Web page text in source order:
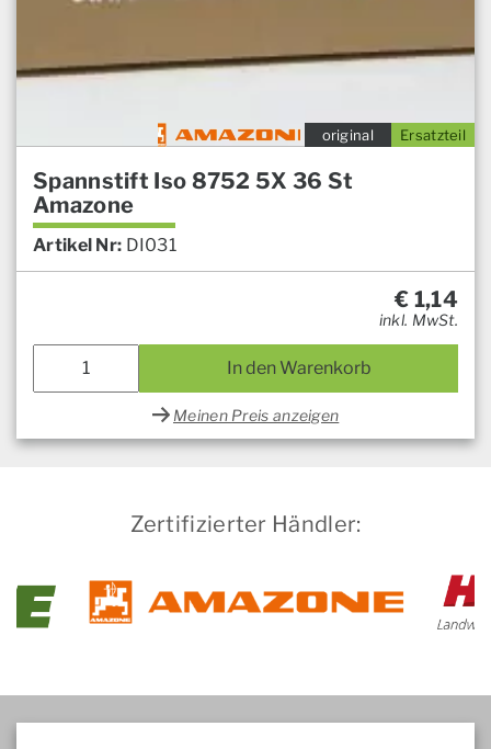
Ersatzteil
original
Spannstift Iso 8752 5X 36 St
Amazone
Artikel Nr: DI031
€ 1,14
inkl. MwSt.
In den Warenkorb
Meinen Preis anzeigen
Zertifizierter Händler: